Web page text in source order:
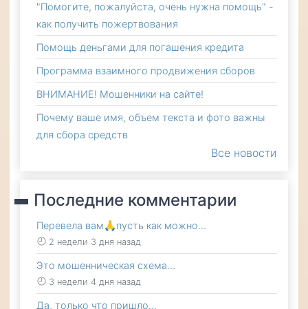
"Помогите, пожалуйста, очень нужна помощь" -
как получить пожертвования
Помощь деньгами для погашения кредита
Программа взаимного продвижения сборов
ВНИМАНИЕ! Мошенники на сайте!
Почему ваше имя, объем текста и фото важны
для сбора средств
Все новости
Последние комментарии
Перевела вам🙏пусть как можно…
2 недели 3 дня назад
Это мошенническая схема…
3 недели 4 дня назад
Да, только что пришло…